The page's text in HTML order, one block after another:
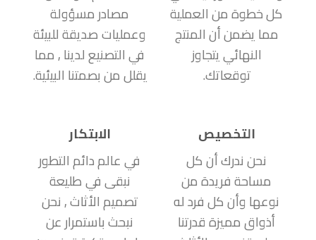
كل خطوة من العملية
مما يضمن أن المنتج
النهائي يتجاوز
توقعاتك.
مصادر مسؤولة
وعمليات صديقة للبيئة
في التصنيع لدينا , مما
يقلل من بصمتنا البيئية.
التخصيص
نحن ندرك أن كل
مساحة فريدة من
نوعها وأن كل فرد له
أذواق مميزة قدرتنا
الابتكار
في عالم دائم التطور
نبقى في طليعة
تصميم الأثاث , نحن
نبحث باستمرار عن